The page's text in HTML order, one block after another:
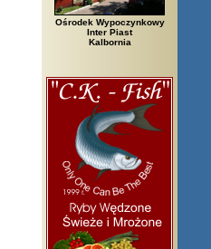
Białowieża, Bielsko
Ośrodek Wypoczynkowy
Inter Piast
Kalbornia